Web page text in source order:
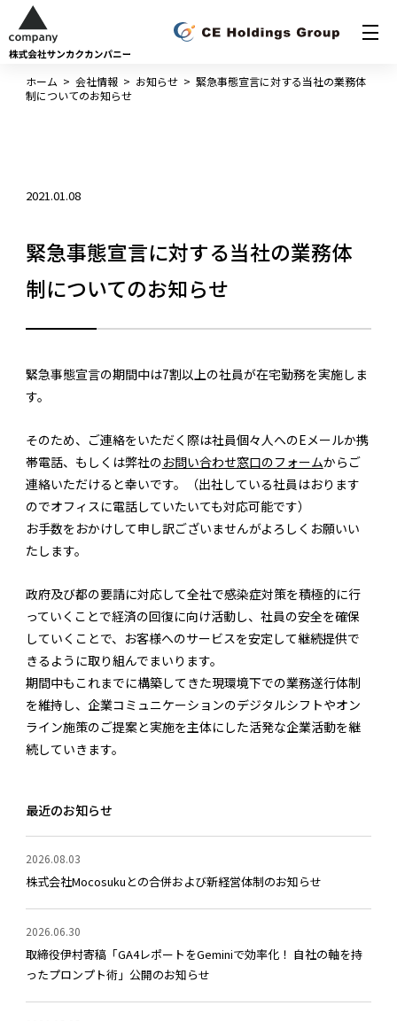
ホーム > 会社情報> お知らせ> 緊急事態宣言に対する当社の業務体
制についてのお知らせ
2021.01.08
緊急事態宣言に対する当社の業務体
制についてのお知らせ
緊急事態宣言の期間中は7割以上の社員が在宅勤務を実施しま
す。
そのため、ご連絡をいただく際は社員個々人へのEメールか携
帯電話、もしくは弊社のお問い合わせ窓口のフォームからご
連絡いただけると幸いです。（出社している社員はおります
のでオフィスに電話していたいても対応可能です）
お手数をおかけして申し訳ございませんがよろしくお願いい
たします。
政府及び都の要請に対応して全社で感染症対策を積極的に行
っていくことで経済の回復に向け活動し、社員の安全を確保
していくことで、お客様へのサービスを安定して継続提供で
きるように取り組んでまいります。
期間中もこれまでに構築してきた現環境下での業務遂行体制
を維持し、企業コミュニケーションのデジタルシフトやオン
ライン施策のご提案と実施を主体にした活発な企業活動を継
続していきます。
最近のお知らせ
2026.08.03
株式会社Mocosukuとの合併および新経営体制のお知らせ
2026.06.30
取締役伊村寄稿「GA4レポートをGeminiで効率化！ 自社の軸を持
ったプロンプト術」公開のお知らせ